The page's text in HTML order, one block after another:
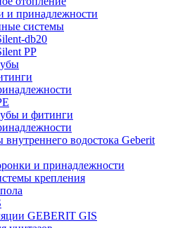
и принадлежности
системы
db20
PP
и фитинги
водостока Geberit
и принадлежности
крепления
GEBERIT GIS